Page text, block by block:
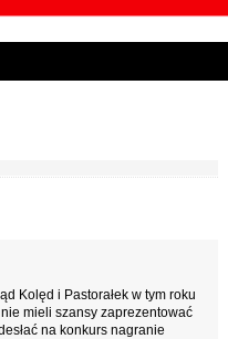
Kolęd i Pastorałek w tym roku
mieli szansy zaprezentować
na konkurs nagranie